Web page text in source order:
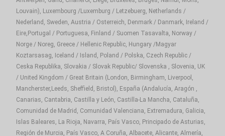
Louvain), Luxembourg /Luxemburg / Letzebuerg, Netherlands /
Nederland, Sweden, Austria / Osterreich, Denmark / Danmark, Ireland /
Eire,Portugal / Portuguesa, Finland / Suomen Tasavalta, Norway /
Norge / Noreg, Greece / Hellenic Republic, Hungary /Magyar
Koztarsasag, Iceland / Island, Poland / Polska, Czech Republic /
Ceska Republika, Slovakia / Slovak Republic/ Slovenska , Slovenia, UK
/ United Kingdom / Great Britain (London, Birmingham, Liverpool,
Mancherster,Leeds, Sheffield, Bristol), España (Andalucía, Aragón ,
Canarias, Cantabria, Castilla y León, Castilla-La Mancha, Cataluña,
Comunidad de Madrid, Comunidad Valenciana, Extremadura, Galicia,
Islas Baleares, La Rioja, Navarra, País Vasco, Principado de Asturias,
Región de Murcia, País Vasco, A Coruña, Albacete, Alicante, Almería,